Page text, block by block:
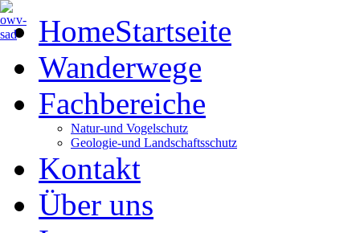
HomeStartseite
Wanderwege
Fachbereiche
Natur-und Vogelschutz
Geologie-und Landschaftsschutz
Kontakt
Über uns